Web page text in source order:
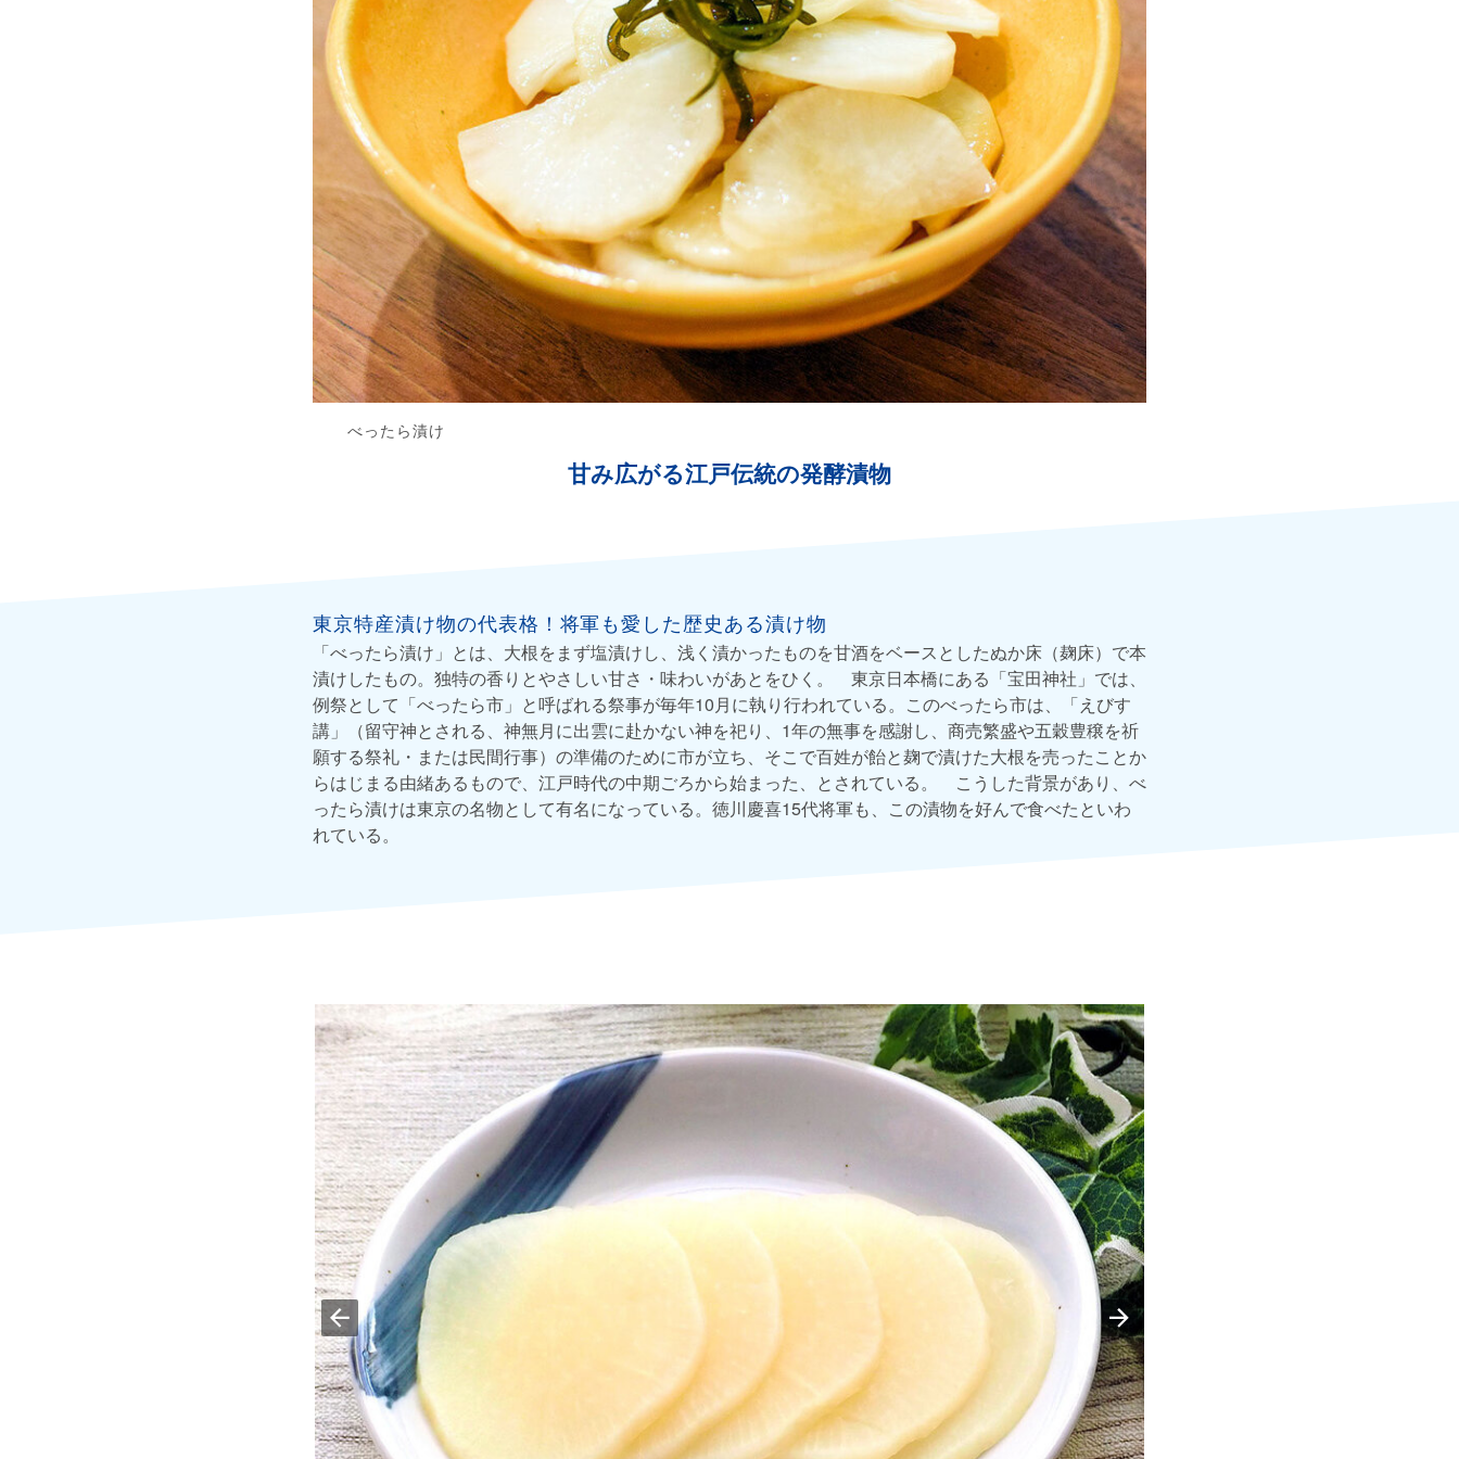
べったら漬け
甘み広がる江戸伝統の発酵漬物
東京特産漬け物の代表格！将軍も愛した歴史ある漬け物
「べったら漬け」とは、大根をまず塩漬けし、浅く漬かったものを甘酒をベースとしたぬか床（麹床）で本
漬けしたもの。独特の香りとやさしい甘さ・味わいがあとをひく。 東京日本橋にある「宝田神社」では、
例祭として「べったら市」と呼ばれる祭事が毎年10月に執り行われている。このべったら市は、「えびす
講」（留守神とされる、神無月に出雲に赴かない神を祀り、1年の無事を感謝し、商売繁盛や五穀豊穣を祈
願する祭礼・または民間行事）の準備のために市が立ち、そこで百姓が飴と麹で漬けた大根を売ったことか
らはじまる由緒あるもので、江戸時代の中期ごろから始まった、とされている。 こうした背景があり、べ
ったら漬けは東京の名物として有名になっている。徳川慶喜15代将軍も、この漬物を好んで食べたといわ
れている。